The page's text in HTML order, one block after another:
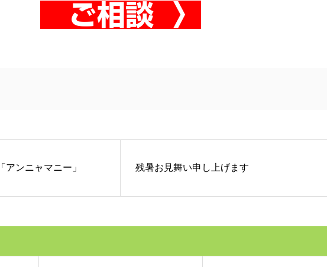
ご相談 〉
アンニャマニー」 残暑お見舞い申し上げます